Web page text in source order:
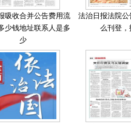
吸收合并公告费用流
少钱地址联系人是多
少
法治日报法院
么刊登，